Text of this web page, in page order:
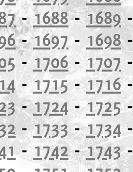
-1688-1689
-1697 - 1698
- 1706-1707
- 1715- 1716
-1724-1725
-1733-1734
-1742-1743